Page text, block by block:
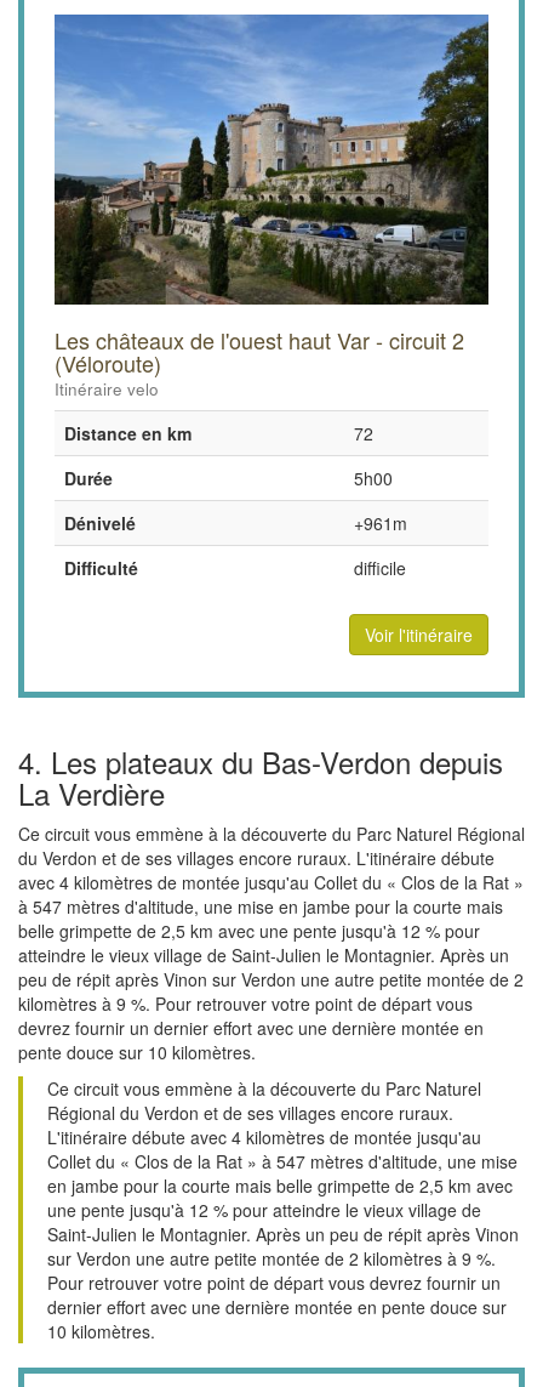
Les châteaux de l'ouest haut Var - circuit 2
(Véloroute)
Itinéraire velo
Distance en km
72
Durée
5h00
Dénivelé
+961m
Difficulté
difficile
Voir l'itinéraire
4. Les plateaux du Bas-Verdon depuis
La Verdière
Ce circuit vous emmène à la découverte du Parc Naturel Régional
du Verdon et de ses villages encore ruraux. L'itinéraire débute
avec 4 kilomètres de montée jusqu'au Collet du « Clos de la Rat »
à 547 mètres d'altitude, une mise en jambe pour la courte mais
belle grimpette de 2,5 km avec une pente jusqu'à 12 % pour
atteindre le vieux village de Saint-Julien le Montagnier. Après un
peu de répit après Vinon sur Verdon une autre petite montée de 2
kilomètres à 9 %. Pour retrouver votre point de départ vous
devrez fournir un dernier effort avec une dernière montée en
pente douce sur 10 kilomètres.
Ce circuit vous emmène à la découverte du Parc Naturel
Régional du Verdon et de ses villages encore ruraux.
L'itinéraire débute avec 4 kilomètres de montée jusqu'au
Collet du « Clos de la Rat » à 547 mètres d'altitude, une mise
en jambe pour la courte mais belle grimpette de 2,5 km avec
une pente jusqu'à 12 % pour atteindre le vieux village de
Saint-Julien le Montagnier. Après un peu de répit après Vinon
sur Verdon une autre petite montée de 2 kilomètres à 9 %.
Pour retrouver votre point de départ vous devrez fournir un
dernier effort avec une dernière montée en pente douce sur
10 kilomètres.